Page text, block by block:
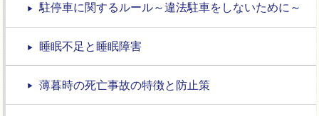
駐停車に関するルール～違法駐車をしないために～
睡眠不足と睡眠障害
薄暮時の死亡事故の特徴と防止策